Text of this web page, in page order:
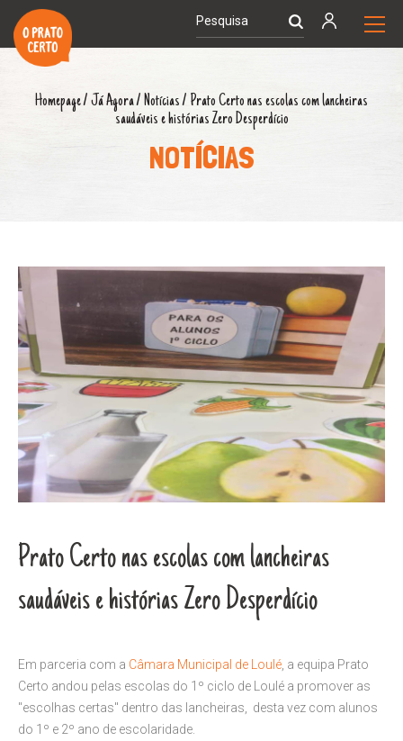
Homepage/ Já Agora/ Notícias/ Prato Certo nas escolas com lancheiras
saudáveis e histórias Zero Desperdício
NOTÍCIAS
Prato Certo nas escolas com lancheiras
saudáveis e histórias Zero Desperdício
Em parceria com a Câmara Municipal de Loulé , a equipa Prato
Certo andou pelas escolas do 1º ciclo de Loulé a promover as
"escolhas certas" dentro das lancheiras, desta vez com alunos
do 1º e 2º ano de escolaridade.